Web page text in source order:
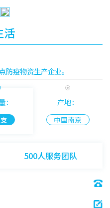
活
疫物资生产企业。
： 产地：
中国南京
500人服务团队